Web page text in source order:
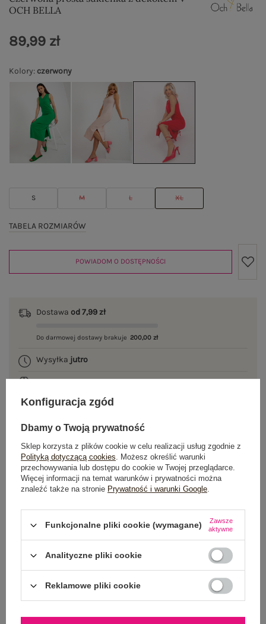
OCH BELLA
Kolory: czerwony
S M L XL
TABELA ROZMIARÓW
89,99 zł
POWIADOM O DOSTĘPNOŚCI
Dostawa od 7,99 zł
Do darmowej dostawy brakuje 200,00 zł
Wysyłka jutro
GŁÓWNE PARAMETRY
OPINIE O PRODUKCIE (0)
WYSYŁKA I DOSTAWA
Konfiguracja zgód
Dbamy o Twoją prywatność
Sklep korzysta z plików cookie w celu realizacji usług zgodnie z
Polityką dotyczącą cookies. Możesz określić warunki
przechowywania lub dostępu do cookie w Twojej przeglądarce.
Więcej informacji na temat warunków i prywatności można
znaleźć także na stronie Prywatność i warunki Google.
Funkcjonalne pliki cookie (wymagane)
Zawsze
aktywne
Analityczne pliki cookie
Reklamowe pliki cookie